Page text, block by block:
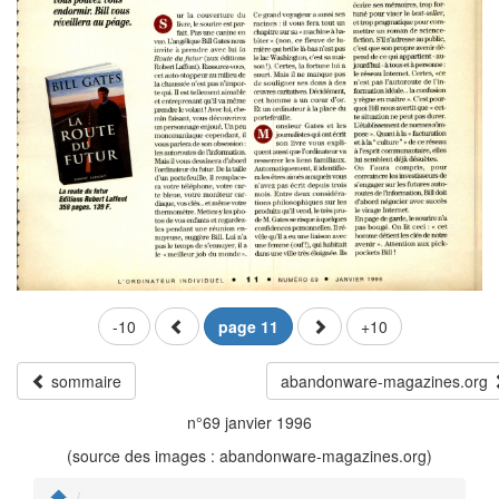
-10 page 11 +10
sommaire
abandonware-magazines.org
n°69 janvier 1996
(source des images : abandonware-magazines.org)